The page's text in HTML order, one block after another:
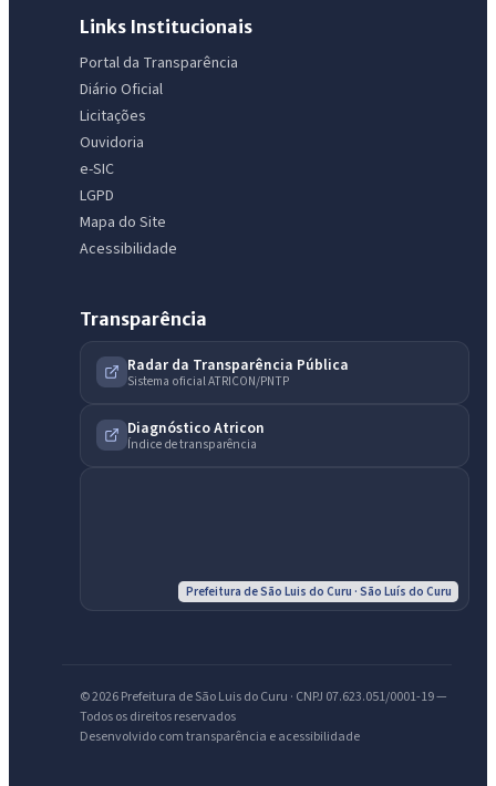
Links Institucionais
Portal da Transparência
Diário Oficial
Licitações
Ouvidoria
e-SIC
LGPD
Mapa do Site
Acessibilidade
Transparência
Radar da Transparência Pública
Sistema oficial ATRICON/PNTP
Diagnóstico Atricon
Índice de transparência
Prefeitura de São Luis do Curu · São Luís do Curu
© 2026 Prefeitura de São Luis do Curu · CNPJ 07.623.051/0001-19 —
Todos os direitos reservados
Desenvolvido com transparência e acessibilidade
IntGest AI
Assistente do Portal
Licitações abertas Carta de serviços Diário Oficial